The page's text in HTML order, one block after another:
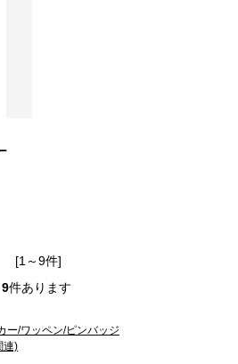
[1～9件]
9件あります
ー/ワッペン/ピンバッジ
連)